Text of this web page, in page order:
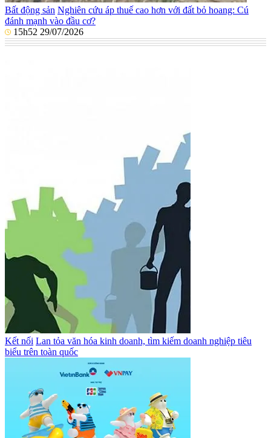
Bất động sản Nghiên cứu áp thuế cao hơn với đất bỏ hoang: Cú
đánh mạnh vào đầu cơ?
15h52 29/07/2026
Kết nối Lan tỏa văn hóa kinh doanh, tìm kiếm doanh nghiệp tiêu
biểu trên toàn quốc